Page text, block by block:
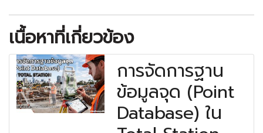
เนื้อหาที่เกี่ยวข้อง
การจัดการฐาน
ข้อมูลจุด (Point
Database) ใน